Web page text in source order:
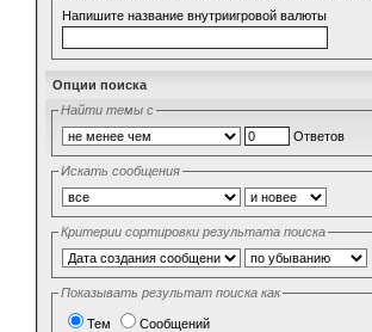
Напишите название внутриигровой валюты
Опции поиска
Найти темы с
Ответов
Искать сообщения
Критерии сортировки результата поиска
Показывать результат поиска как
Тем Сообщений